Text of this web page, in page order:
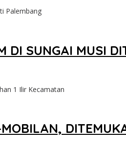
Palembang
DI SUNGAI MUSI
1 Ilir Kecamatan